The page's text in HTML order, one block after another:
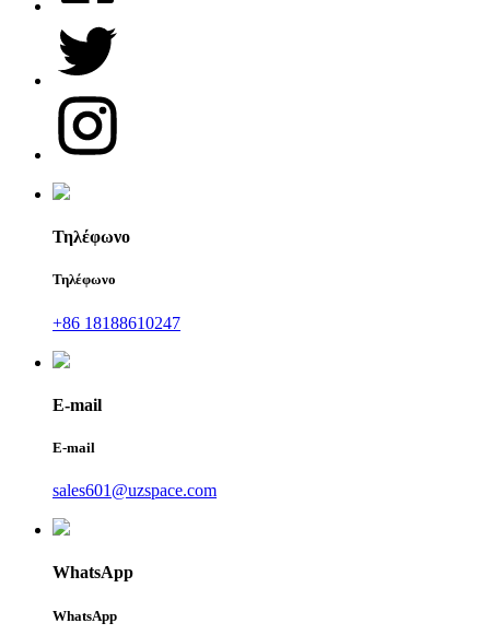
Τηλέφωνο
Τηλέφωνο
+86 18188610247
E-mail
E-mail
sales601@uzspace.com
WhatsApp
WhatsApp